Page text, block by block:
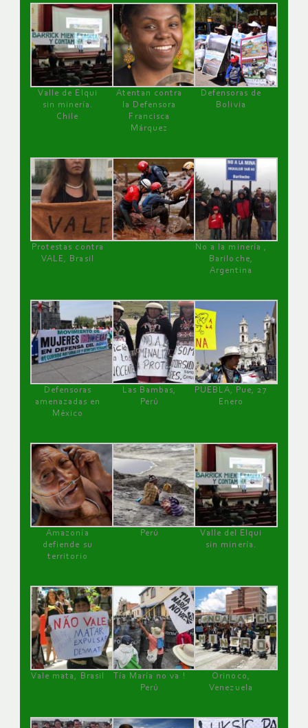
Valle de Elqui
sin minería.
Chile
Atentan contra
la Defensora
Francisca
Márquez
Defensoras de
Bolivia
Protestas contra
VALE, Brasil
No a la minería ,
Bariloche,
Argentina
Defensoras
amenazadas en
México
Las Bambas,
Perú
PUEBLA, Pue, 27
Enero
Amazonía
defiende su
territorio
Perú
Valle del Elqui
sin minería.
Vale mata, Brasil
Tía María no va !
Perú
Orinoco,
Venezuela